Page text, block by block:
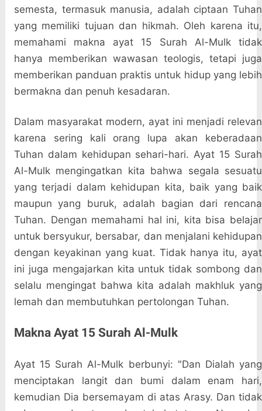
semesta, termasuk manusia, adalah ciptaan Tuhan
yang memiliki tujuan dan hikmah. Oleh karena itu,
memahami makna ayat 15 Surah Al-Mulk tidak
hanya memberikan wawasan teologis, tetapi juga
memberikan panduan praktis untuk hidup yang lebih
bermakna dan penuh kesadaran.
Dalam masyarakat modern, ayat ini menjadi relevan
karena sering kali orang lupa akan keberadaan
Tuhan dalam kehidupan sehari-hari. Ayat 15 Surah
Al-Mulk mengingatkan kita bahwa segala sesuatu
yang terjadi dalam kehidupan kita, baik yang baik
maupun yang buruk, adalah bagian dari rencana
Tuhan. Dengan memahami hal ini, kita bisa belajar
untuk bersyukur, bersabar, dan menjalani kehidupan
dengan keyakinan yang kuat. Tidak hanya itu, ayat
ini juga mengajarkan kita untuk tidak sombong dan
selalu mengingat bahwa kita adalah makhluk yang
lemah dan membutuhkan pertolongan Tuhan.
Makna Ayat 15 Surah Al-Mulk
Ayat 15 Surah Al-Mulk berbunyi: "Dan Dialah yang
menciptakan langit dan bumi dalam enam hari,
kemudian Dia bersemayam di atas Arasy. Dan tidak